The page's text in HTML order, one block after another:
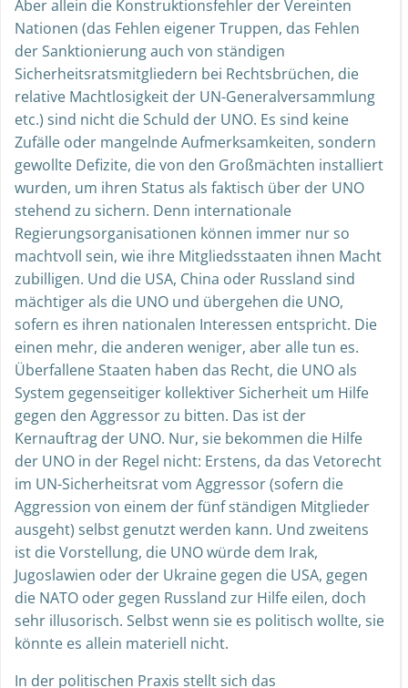
Aber allein die Konstruktionsfehler der Vereinten
Nationen (das Fehlen eigener Truppen, das Fehlen
der Sanktionierung auch von ständigen
Sicherheitsratsmitgliedern bei Rechtsbrüchen, die
relative Machtlosigkeit der UN-Generalversammlung
etc.) sind nicht die Schuld der UNO. Es sind keine
Zufälle oder mangelnde Aufmerksamkeiten, sondern
gewollte Defizite, die von den Großmächten installiert
wurden, um ihren Status als faktisch über der UNO
stehend zu sichern. Denn internationale
Regierungsorganisationen können immer nur so
machtvoll sein, wie ihre Mitgliedsstaaten ihnen Macht
zubilligen. Und die USA, China oder Russland sind
mächtiger als die UNO und übergehen die UNO,
sofern es ihren nationalen Interessen entspricht. Die
einen mehr, die anderen weniger, aber alle tun es.
Überfallene Staaten haben das Recht, die UNO als
System gegenseitiger kollektiver Sicherheit um Hilfe
gegen den Aggressor zu bitten. Das ist der
Kernauftrag der UNO. Nur, sie bekommen die Hilfe
der UNO in der Regel nicht: Erstens, da das Vetorecht
im UN-Sicherheitsrat vom Aggressor (sofern die
Aggression von einem der fünf ständigen Mitglieder
ausgeht) selbst genutzt werden kann. Und zweitens
ist die Vorstellung, die UNO würde dem Irak,
Jugoslawien oder der Ukraine gegen die USA, gegen
die NATO oder gegen Russland zur Hilfe eilen, doch
sehr illusorisch. Selbst wenn sie es politisch wollte, sie
könnte es allein materiell nicht.
In der politischen Praxis stellt sich das